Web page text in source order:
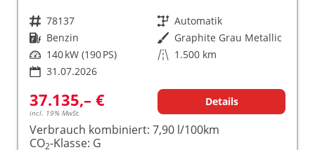
Fahrzeugnr. 78137 Getriebe Automatik
Kraftstoff Benzin Außenfarbe Graphite Grau Metallic
Leistung 140 kW (190 PS) Kilometerstand 1.500 km
31.07.2026
37.135,– €
incl. 19% MwSt.
Details
Verbrauch kombiniert: 7,90 l/100km
CO2-Klasse: G